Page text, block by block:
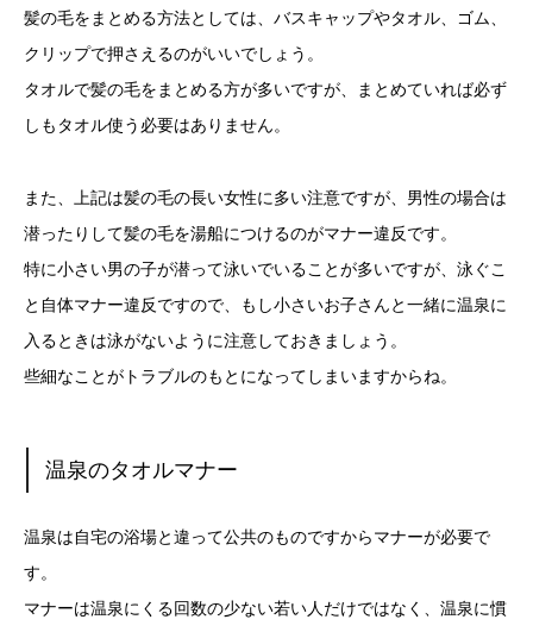
髪の毛をまとめる方法としては、バスキャップやタオル、ゴム、
クリップで押さえるのがいいでしょう。
タオルで髪の毛をまとめる方が多いですが、まとめていれば必ず
しもタオル使う必要はありません。
また、上記は髪の毛の長い女性に多い注意ですが、男性の場合は
潜ったりして髪の毛を湯船につけるのがマナー違反です。
特に小さい男の子が潜って泳いでいることが多いですが、泳ぐこ
と自体マナー違反ですので、もし小さいお子さんと一緒に温泉に
入るときは泳がないように注意しておきましょう。
些細なことがトラブルのもとになってしまいますからね。
温泉のタオルマナー
温泉は自宅の浴場と違って公共のものですからマナーが必要で
す。
マナーは温泉にくる回数の少ない若い人だけではなく、温泉に慣